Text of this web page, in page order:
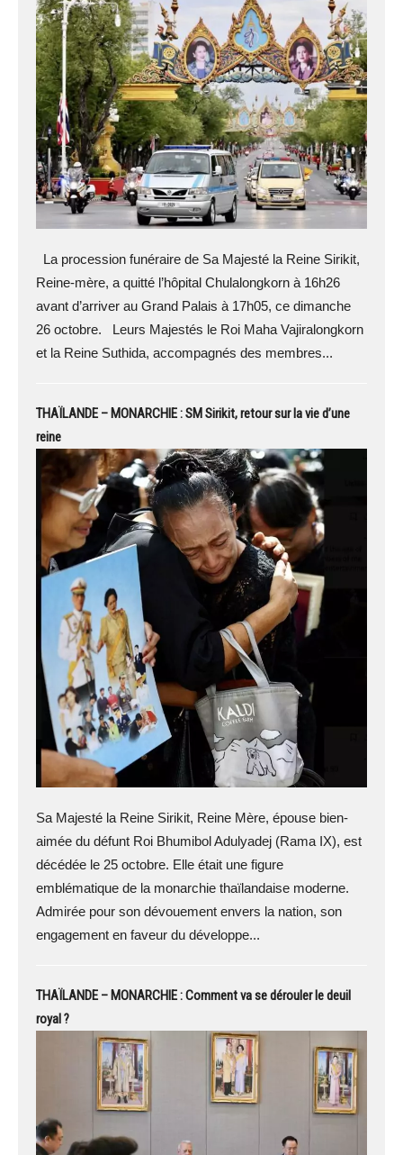
La procession funéraire de Sa Majesté la Reine Sirikit,
Reine-mère, a quitté l’hôpital Chulalongkorn à 16h26
avant d’arriver au Grand Palais à 17h05, ce dimanche
26 octobre. Leurs Majestés le Roi Maha Vajiralongkorn
et la Reine Suthida, accompagnés des membres...
THAÏLANDE – MONARCHIE : SM Sirikit, retour sur la vie d’une
reine
Sa Majesté la Reine Sirikit, Reine Mère, épouse bien-
aimée du défunt Roi Bhumibol Adulyadej (Rama IX), est
décédée le 25 octobre. Elle était une figure
emblématique de la monarchie thaïlandaise moderne.
Admirée pour son dévouement envers la nation, son
engagement en faveur du développe...
THAÏLANDE – MONARCHIE : Comment va se dérouler le deuil
royal ?